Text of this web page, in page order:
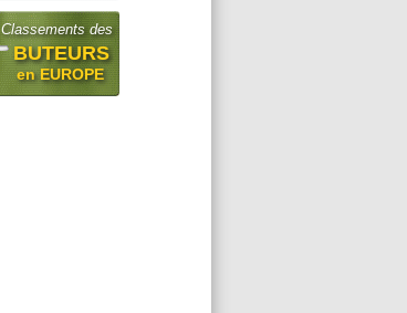
Classements des
BUTEURS
en EUROPE